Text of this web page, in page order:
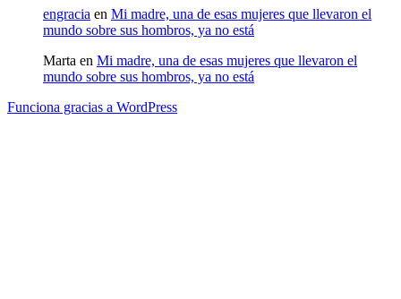
engracia en Mi madre, una de esas mujeres que llevaron el
mundo sobre sus hombros, ya no está
Marta en Mi madre, una de esas mujeres que llevaron el
mundo sobre sus hombros, ya no está
Funciona gracias a WordPress